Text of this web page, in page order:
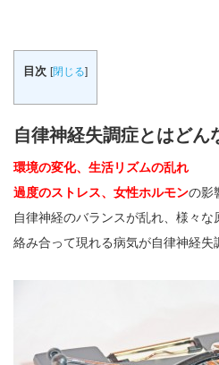
目次 [閉じる]
自律神経失調症とはどん
環境の変化、生活リズムの乱れ
過度のストレス、女性ホルモンの影
自律神経のバランスが乱れ、様々な
絡み合って現れる病気が自律神経失